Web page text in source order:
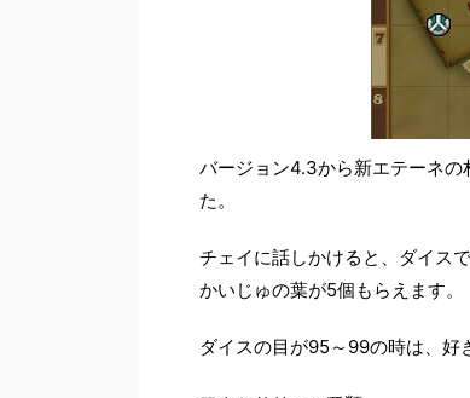
バージョン4.3から新エテーネ
た。
チェイに話しかけると、ダイス
かいじゅの葉が5個もらえます。
ダイスの目が95～99の時は、好